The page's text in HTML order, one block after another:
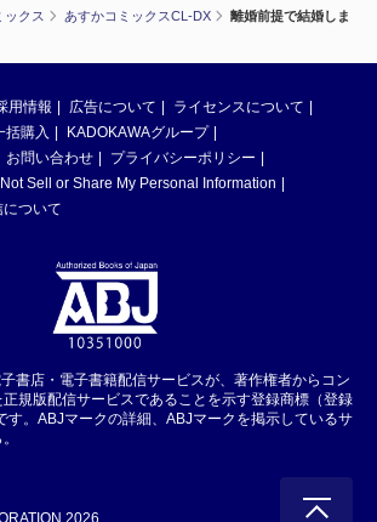
ックス あすかコミックスCL-DX
離婚前提で結婚しま
用情報 広告について
ライセンスについて
括購入
KADOKAWAグループ
お問い合わせ
プライバシーポリシー
Sell or Share My Personal Information
ついて
書店・電子書籍配信サービスが、著作権者からコン
規版配信サービスであることを示す登録商標（登録
す。ABJマークの詳細、ABJマークを掲示しているサ